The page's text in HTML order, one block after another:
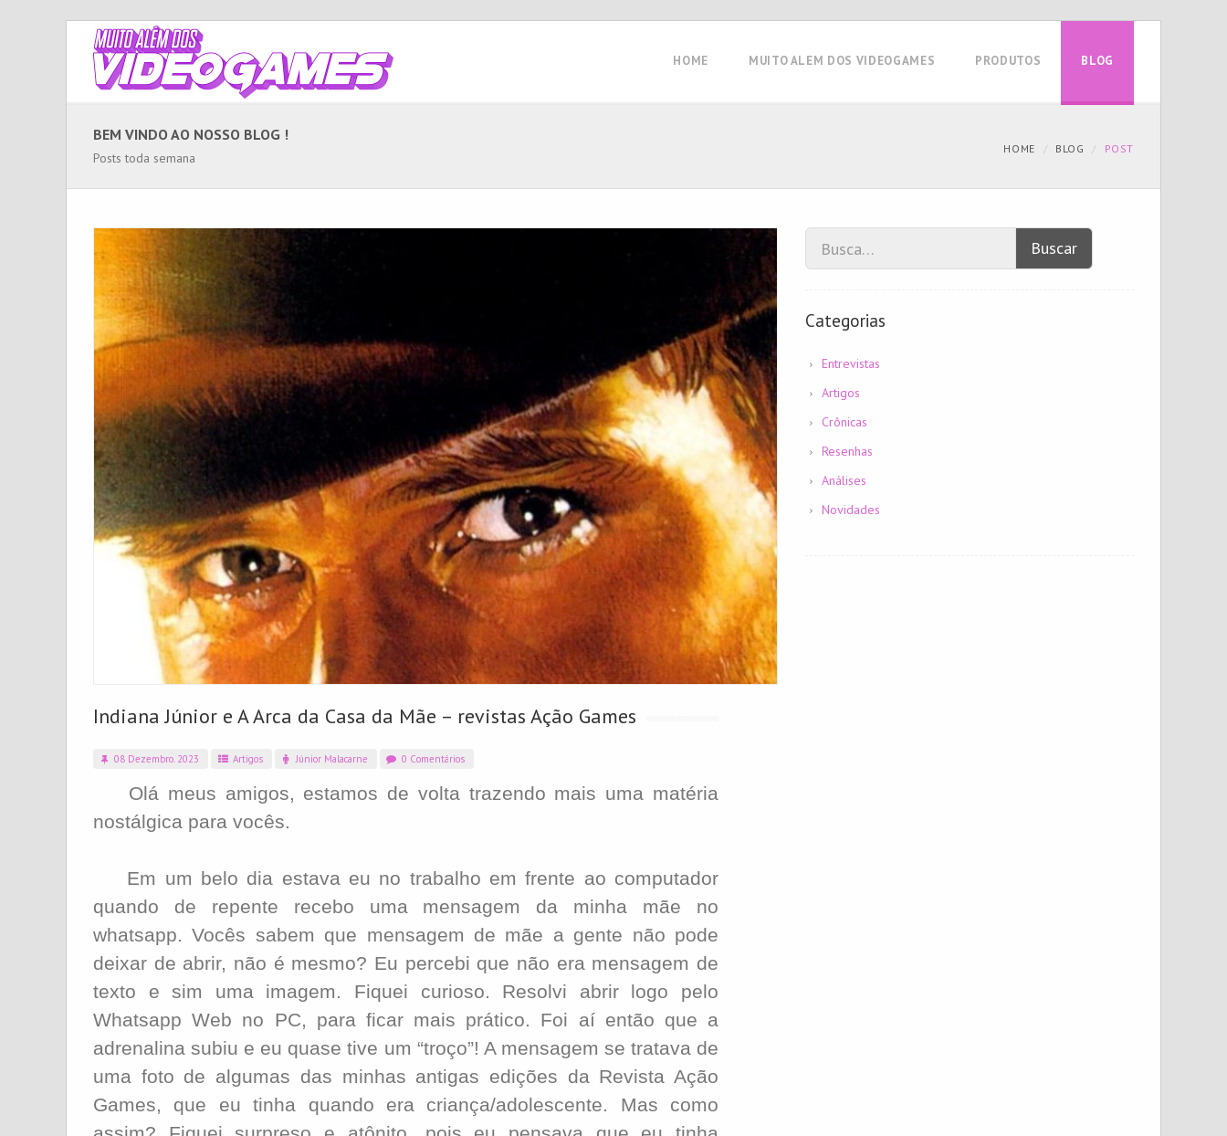
HOME MUITO ALEM DOS VIDEOGAMES PRODUTOS BLOG
BEM VINDO AO NOSSO BLOG !
Posts toda semana
HOME BLOG POST
Indiana Júnior e A Arca da Casa da Mãe – revistas Ação Games
08 Dezembro. 2023 Artigos Júnior Malacarne 0 Comentários
Olá meus amigos, estamos de volta trazendo mais uma matéria
nostálgica para vocês.
Em um belo dia estava eu no trabalho em frente ao computador
quando de repente recebo uma mensagem da minha mãe no
whatsapp. Vocês sabem que mensagem de mãe a gente não pode
deixar de abrir, não é mesmo? Eu percebi que não era mensagem de
texto e sim uma imagem. Fiquei curioso. Resolvi abrir logo pelo
Whatsapp Web no PC, para ficar mais prático. Foi aí então que a
adrenalina subiu e eu quase tive um “troço”! A mensagem se tratava de
uma foto de algumas das minhas antigas edições da Revista Ação
Games, que eu tinha quando era criança/adolescente. Mas como
Buscar
Categorias
Entrevistas
Artigos
Crônicas
Resenhas
Análises
Novidades